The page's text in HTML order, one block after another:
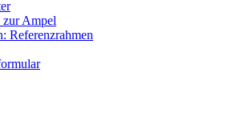
zur Ampel
Referenzrahmen